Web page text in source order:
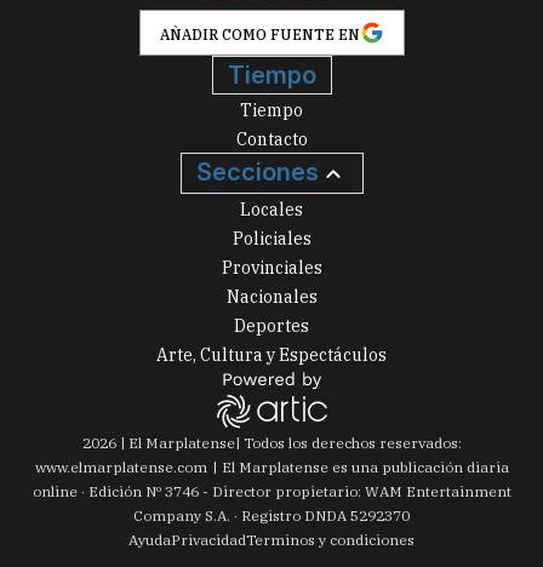
AÑADIR COMO FUENTE EN
Tiempo
Tiempo
Contacto
Secciones
Locales
Policiales
Provinciales
Nacionales
Deportes
Arte, Cultura y Espectáculos
2026| El Marplatense| Todos los derechos reservados:
www.elmarplatense.com
El Marplatense es una publicación diaria
online · Edición Nº 3746- Director propietario: WAM Entertainment
Company S.A. · Registro DNDA 5292370
AyudaPrivacidadTerminos y condiciones